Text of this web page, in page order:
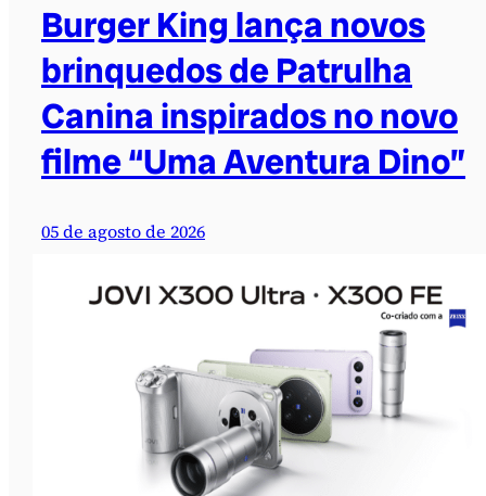
Burger King lança novos
brinquedos de Patrulha
Canina inspirados no novo
filme “Uma Aventura Dino”
05 de agosto de 2026